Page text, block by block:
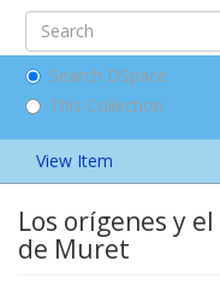
Search DSpace
This Collection
View Item
Los orígenes y
de Muret